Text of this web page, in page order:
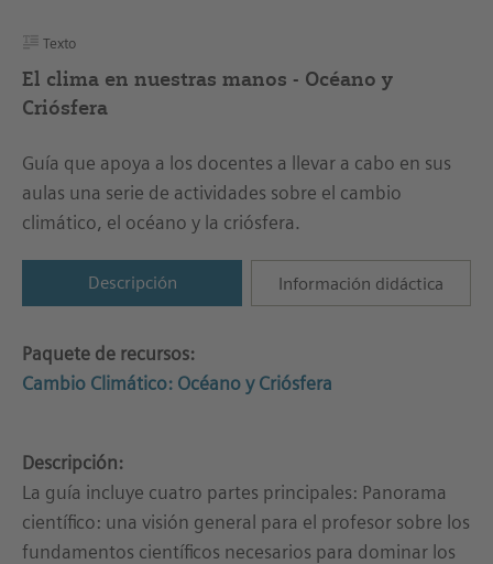
Texto
El clima en nuestras manos - Océano y
Criósfera
Guía que apoya a los docentes a llevar a cabo en sus
aulas una serie de actividades sobre el cambio
climático, el océano y la criósfera.
Descripción Información didáctica
Paquete de recursos:
Cambio Climático: Océano y Criósfera
Descripción:
La guía incluye cuatro partes principales: Panorama
científico: una visión general para el profesor sobre los
fundamentos científicos necesarios para dominar los